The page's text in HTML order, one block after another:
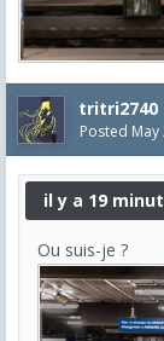
tritri2740
Posted May
il y a 19
Ou suis-je ?